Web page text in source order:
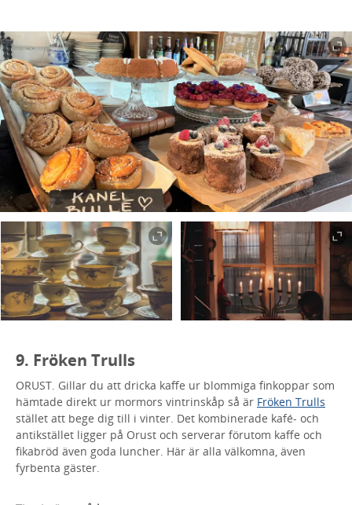
9. Fröken Trulls
ORUST. Gillar du att dricka kaffe ur blommiga finkoppar som
hämtade direkt ur mormors vintrinskåp så är Fröken Trulls
stället att bege dig till i vinter. Det kombinerade kafé- och
antikstället ligger på Orust och serverar förutom kaffe och
fikabröd även goda luncher. Här är alla välkomna, även
fyrbenta gäster.